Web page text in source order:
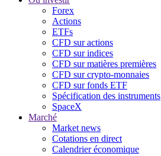
Forex
Actions
ETFs
CFD sur actions
CFD sur indices
CFD sur matières premières
CFD sur crypto-monnaies
CFD sur fonds ETF
Spécification des instruments
SpaceX
Marché
Market news
Cotations en direct
Calendrier économique